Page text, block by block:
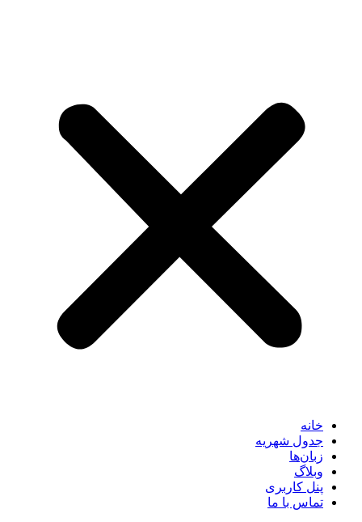
خانه
جدول شهریه
زبان‌ها
وبلاگ
پنل کاربری
تماس با ما